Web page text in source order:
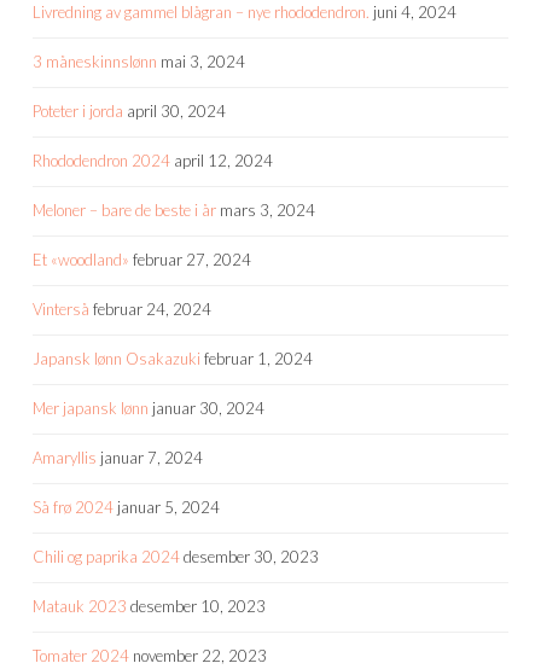
Livredning av gammel blågran – nye rhododendron. juni 4, 2024
3 måneskinnslønn mai 3, 2024
Poteter i jorda april 30, 2024
Rhododendron 2024 april 12, 2024
Meloner – bare de beste i år mars 3, 2024
Et «woodland» februar 27, 2024
Vinterså februar 24, 2024
Japansk lønn Osakazuki februar 1, 2024
Mer japansk lønn januar 30, 2024
Amaryllis januar 7, 2024
Så frø 2024 januar 5, 2024
Chili og paprika 2024desember 30, 2023
Matauk 2023 desember 10, 2023
Tomater 2024 november 22, 2023